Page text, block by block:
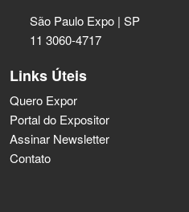
São Paulo Expo | SP
11 3060-4717
Links Úteis
Quero Expor
Portal do Expositor
Assinar Newsletter
Contato